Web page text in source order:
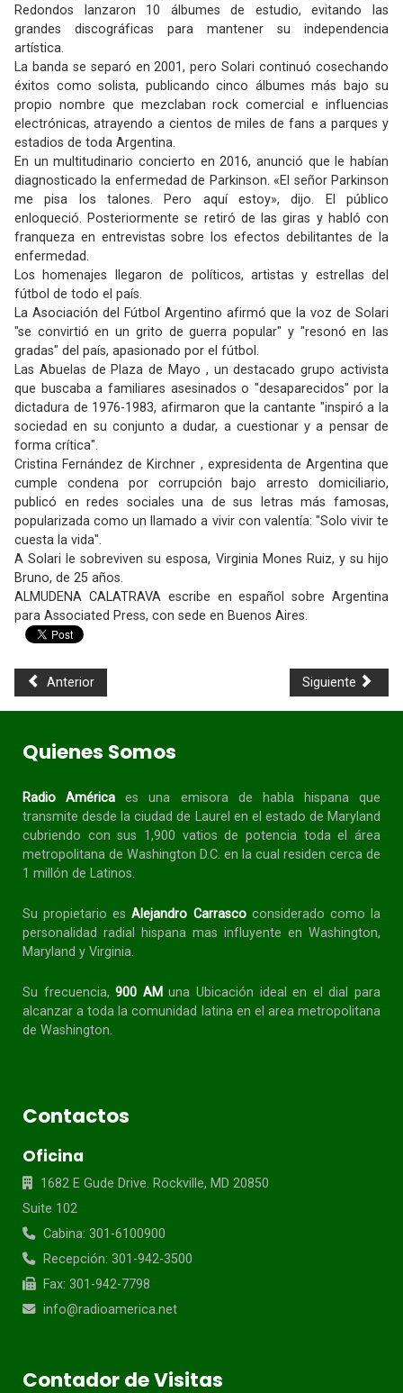
Redondos lanzaron 10 álbumes de estudio, evitando las
grandes discográficas para mantener su independencia
artística.
La banda se separó en 2001, pero Solari continuó cosechando
éxitos como solista, publicando cinco álbumes más bajo su
propio nombre que mezclaban rock comercial e influencias
electrónicas, atrayendo a cientos de miles de fans a parques y
estadios de toda Argentina.
En un multitudinario concierto en 2016, anunció que le habían
diagnosticado la enfermedad de Parkinson. «El señor Parkinson
me pisa los talones. Pero aquí estoy», dijo. El público
enloqueció. Posteriormente se retiró de las giras y habló con
franqueza en entrevistas sobre los efectos debilitantes de la
enfermedad.
Los homenajes llegaron de políticos, artistas y estrellas del
fútbol de todo el país.
La Asociación del Fútbol Argentino afirmó que la voz de Solari
"se convirtió en un grito de guerra popular" y "resonó en las
gradas" del país, apasionado por el fútbol.
Las Abuelas de Plaza de Mayo , un destacado grupo activista
que buscaba a familiares asesinados o "desaparecidos" por la
dictadura de 1976-1983, afirmaron que la cantante "inspiró a la
sociedad en su conjunto a dudar, a cuestionar y a pensar de
forma crítica".
Cristina Fernández de Kirchner , expresidenta de Argentina que
cumple condena por corrupción bajo arresto domiciliario,
publicó en redes sociales una de sus letras más famosas,
popularizada como un llamado a vivir con valentía: "Solo vivir te
cuesta la vida".
A Solari le sobreviven su esposa, Virginia Mones Ruiz, y su hijo
Bruno, de 25 años.
ALMUDENA CALATRAVA escribe en español sobre Argentina
para Associated Press, con sede en Buenos Aires.
Anterior Siguiente
Quienes Somos
Radio América es una emisora de habla hispanaque
transmite desde la ciudad de Laurel en el estado de Maryland
cubriendo con sus 1,900 vatios de potencia toda el área
metropolitana de Washington D.C. en la cual residen cerca de
1 millón de Latinos.
Su propietario esAlejandro Carrascoconsiderado como la
personalidad radial
hispana mas influyente en Washington,
Maryland y Virginia.
Su frecuencia, 900 AM una Ubicación ideal en el dial para
alcanzar a toda lacomunidad latina en el area metropolitana
de Washington.
Contactos
Oficina
1682 E Gude Drive. Rockville, MD 20850
Suite 102
Cabina: 301-6100900
Recepción: 301-942-3500
Fax: 301-942-7798
info@radioamerica.net
Contador de Visitas